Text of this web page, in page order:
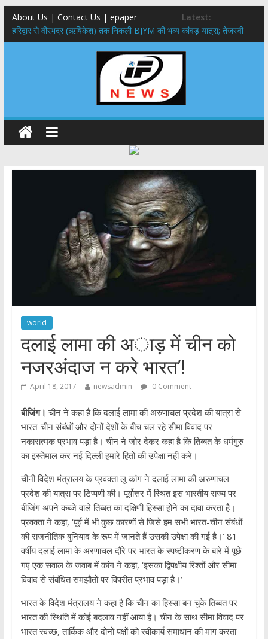
About Us | Contact Us | epaper
Latest:
​हरिद्वार से वीरभद्र (ऋषिकेश) तक निकली BJYM की भव्य कांवड़ यात्रा; तेजस्वी
सूर्या ने की देश व प्रदेशवासियों के कल्याण की कामना
नंदा की चौकी पुल हादसा: PWD के EE, AE और JE निलंबित, सीएम धामी के निर्देश
मुख्यमंत्री ने 9 लाख 87 हजार17 पेंशन लाभार्थियों को कुल 146 करोड़ 32 लाख
राष्ट्रीय हथकरघा दिवस पर मुख्यमंत्री धामी ने उत्कृष्ट बुनकरों और हस्तशिल्प
कारीगरों को किया सम्मानित
​धामी कैबिनेट का बड़ा फैसला: पशुपालकों को 60% तक सब्सिडी, गंगा एक्सप्रेसवे का
हरिद्वार तक होगा विस्तार
world
दलाई लामा की अाड़ में चीन को
नजरअंदाज न करे भारत’!
April 18, 2017 newsadmin 0 Comment
बीजिंग।चीन ने कहा है कि दलाई लामा की अरुणाचल प्रदेश की यात्रा से
भारत-चीन संबंधों और दोनों देशों के बीच चल रहे सीमा विवाद पर
नकारात्मक प्रभाव पड़ा है। चीन ने जोर देकर कहा है कि तिब्बत के धर्मगुरु
का इस्तेमाल कर नई दिल्ली हमारे हितों की उपेक्षा नहीं करे।
चीनी विदेश मंत्रालय के प्रवक्ता लू कांग ने दलाई लामा की अरुणाचल
प्रदेश की यात्रा पर टिप्पणी की। पूर्वोत्तर में स्थित इस भारतीय राज्य पर
बीजिंग अपने कब्जे वाले तिब्बत का दक्षिणी हिस्सा होने का दावा करता है।
प्रवक्ता ने कहा, ‘पूर्व में भी कुछ कारणों से जिसे हम सभी भारत-चीन संबंधों
की राजनीतिक बुनियाद के रूप में जानते हैं उसकी उपेक्षा की गई है।’ 81
वर्षीय दलाई लामा के अरणाचल दौरे पर भारत के स्पष्टीकरण के बारे में पूछे
गए एक सवाल के जवाब में कांग ने कहा, ‘इसका द्विपक्षीय रिश्तों और सीमा
विवाद से संबंधित समझौतों पर विपरीत प्रभाव पड़ा है।’
भारत के विदेश मंत्रालय ने कहा है कि चीन का हिस्सा बन चुके तिब्बत पर
भारत की स्थिति में कोई बदलाव नहीं आया है। चीन के साथ सीमा विवाद पर
भारत स्वच्छ, तार्किक और दोनों पक्षों को स्वीकार्य समाधान की मांग करता